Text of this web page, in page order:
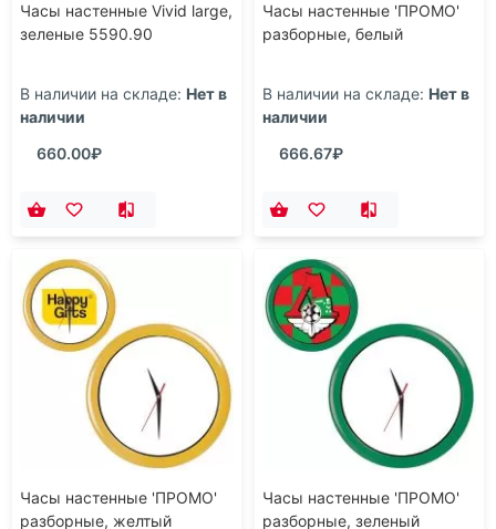
Часы настенные Vivid large,
зеленые 5590.90
В наличии на складе: Нет в
наличии
660.00₽
Часы настенные 'ПРОМО'
разборные, белый
В наличии на складе: Нет в
наличии
666.67₽
Часы настенные 'ПРОМО'
разборные, желтый
Часы настенные 'ПРОМО'
разборные, зеленый